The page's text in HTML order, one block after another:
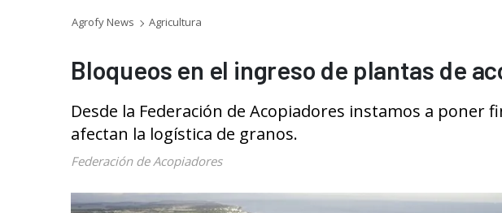
Agrofy News Agricultura
Bloqueos en el ingreso de plantas de
Desde la Federación de Acopiadores instamos a poner
afectan la logística de granos.
Federación de Acopiadores